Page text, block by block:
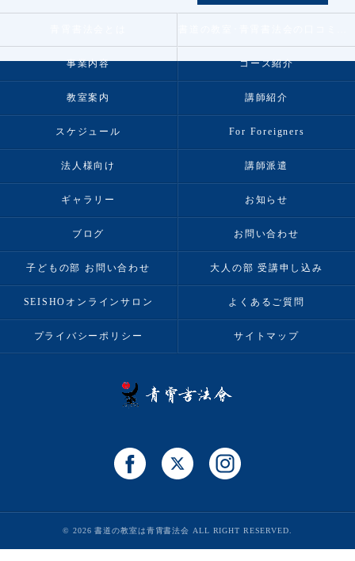
事業内容 コース紹介
教室案内 講師紹介
スケジュール For Foreigners
法人様向け 講師派遣
ギャラリー お知らせ
ブログ お問い合わせ
子どもの部 お問い合わせ 大人の部 受講申し込み
SEISHOオンラインサロン よくあるご質問
プライバシーポリシー サイトマップ
© 2026 書道の教室は青霄書法会 ALL RIGHT RESERVED.